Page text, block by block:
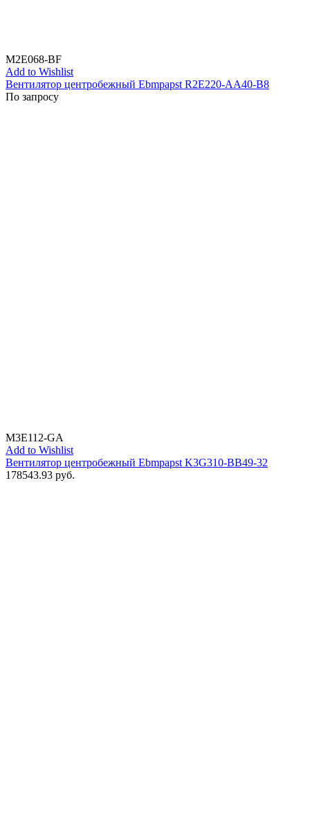
M2E068-BF
Add to Wishlist
Вентилятор центробежный Ebmpapst R2E220-AA40-B8
По запросу
M3E112-GA
Add to Wishlist
Вентилятор центробежный Ebmpapst K3G310-BB49-32
178543.93 руб.